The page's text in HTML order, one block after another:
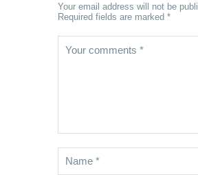
Your email address will not be
Required fields are marked *